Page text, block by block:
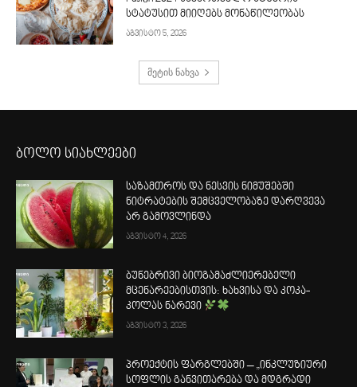
სტატუსით მიიღებს მონაწილეობას
აგვისტო 5, 2026
მეტის ნახვა
ბოლო სიახლეები
საზამთროს და ნესვის ნიმუშებში
ნიტრატების შემცველობაზე დარღვევა
არ გამოვლინდა
აგვისტო 4, 2026
ბუნებრივი ბიოგამაძლიერებელი
მცენარეებისთვის: ხახვისა და კოკა-
კოლას ნარევი
აგვისტო 3, 2026
პროექტის ფარგლებში – „ინკლუზიური
სოფლის განვითარება და მდგრადი